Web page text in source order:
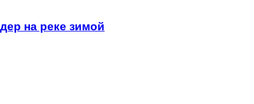
на реке зимой